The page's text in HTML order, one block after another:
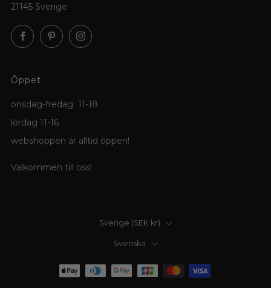
21145 Sverige
FacebookPinterestInstagram
Öppet
onsdag-fredag 11-18
lördag 11-16
webshoppen är alltid öppen!
Välkommen till oss!
Land
Sverige (SEK kr)
SpråkSvenska